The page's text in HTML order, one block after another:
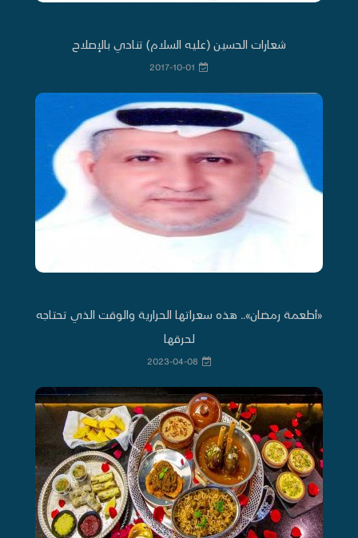
شعارات الحسين (عليه السلام) تنادي بالإصلاح
2017-10-01
«أطعمة رمضان».. هذه سعراتها الحرارية والوقت الذي تحتاجه
لحرقها
2023-04-08